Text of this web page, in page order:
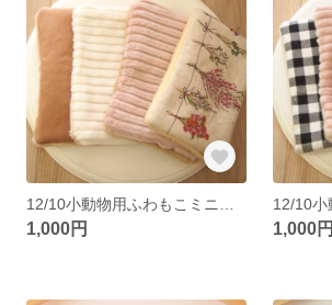
1,000円 1,000円